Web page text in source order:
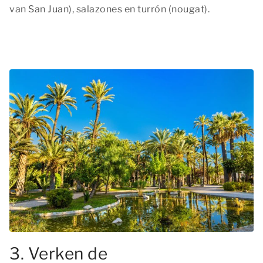
van San Juan), salazones en turrón (nougat).
3. Verken de